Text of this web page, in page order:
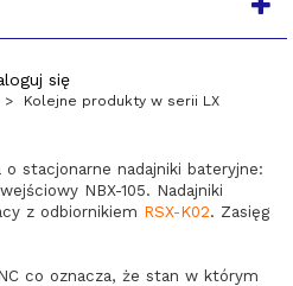
się
> Kolejne produkty w serii LX
o stacjonarne nadajniki bateryjne:
NBX-105. Nadajniki
z odbiornikiem RSX-K02. Zasięg
co oznacza, że stan w którym